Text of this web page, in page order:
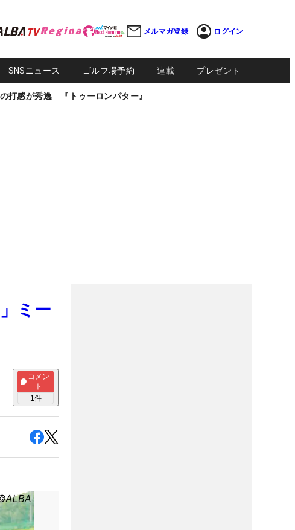
メルマガ登録 ログイン
SNSニュース ゴルフ場予約 連載 プレゼント
打感が秀逸 『トゥーロンパター』
ミー
コメン
ト
1件